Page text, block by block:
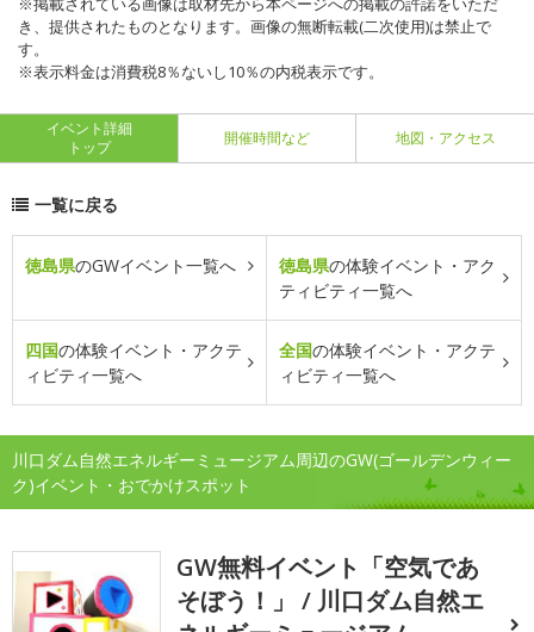
き、提供されたものとなります。画像の無断転載(二次使用)は禁止で
す。
※表示料金は消費税8％ないし10％の内税表示です。
イベント詳細
トップ
開催時間など 地図・アクセス
一覧に戻る
徳島県のGWイベント一覧へ 徳島県の体験イベント・アク
ティビティ一覧へ
四国の体験イベント・アクテ
ィビティ一覧へ
全国の体験イベント・アクテ
ィビティ一覧へ
川口ダム自然エネルギーミュージアム周辺のGW(ゴールデンウィー
ク)イベント・おでかけスポット
GW無料イベント「空気であ
そぼう！」 / 川口ダム自然エ